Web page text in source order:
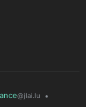
@jlai.lu
•